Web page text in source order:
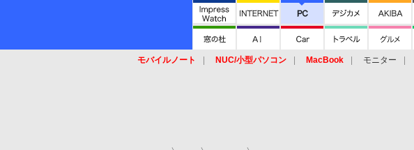
モバイルノート NUC/小型パソコン MacBook モニター